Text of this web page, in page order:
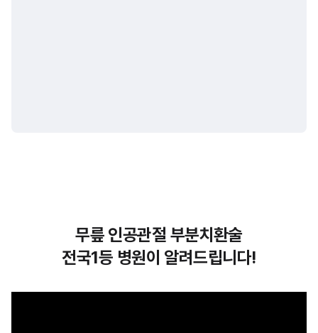
무릎 인공관절 부분치환술
전국1등 병원이 알려드립니다!